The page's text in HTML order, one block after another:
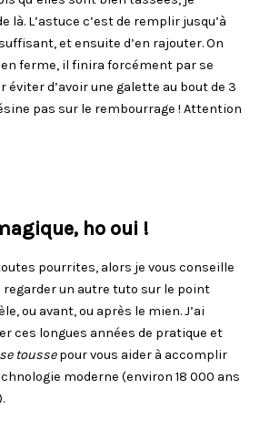
là. L’astuce c’est de remplir jusqu’à
et ensuite d’en rajouter. On
ferme, il finira forcément par se
éviter d’avoir une galette au bout de 3
pas sur le rembourrage ! Attention
ho oui !
pourrites, alors je vous conseille
regarder un autre tuto sur le point
ou avant, ou après le mien. J’ai
ces longues années de pratique et
toussepour vous aider à accomplir
moderne (environ 18 000 ans